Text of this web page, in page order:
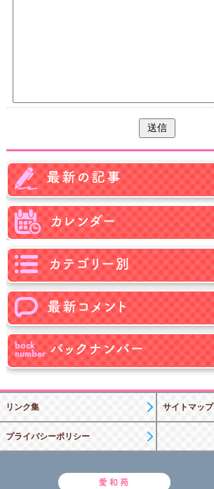
リンク集 サイトマップ
プライバシーポリシー